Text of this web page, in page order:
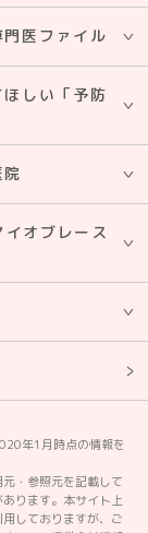
医ファイル
しい「予防
オブレース
年1月時点の情報を
・参照元を記載して
ります。本サイト上
しておりますが、ご